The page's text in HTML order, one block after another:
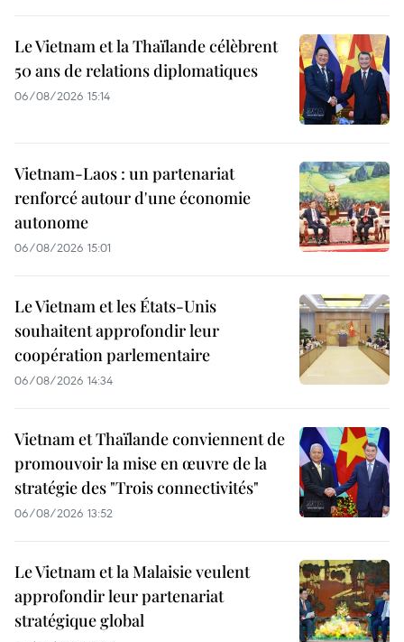
Le Vietnam et la Thaïlande célèbrent
50 ans de relations diplomatiques
06/08/2026 15:14
Vietnam-Laos : un partenariat
renforcé autour d'une économie
autonome
06/08/2026 15:01
Le Vietnam et les États-Unis
souhaitent approfondir leur
coopération parlementaire
06/08/2026 14:34
Vietnam et Thaïlande conviennent de
promouvoir la mise en œuvre de la
stratégie des "Trois connectivités"
06/08/2026 13:52
Le Vietnam et la Malaisie veulent
approfondir leur partenariat
stratégique global